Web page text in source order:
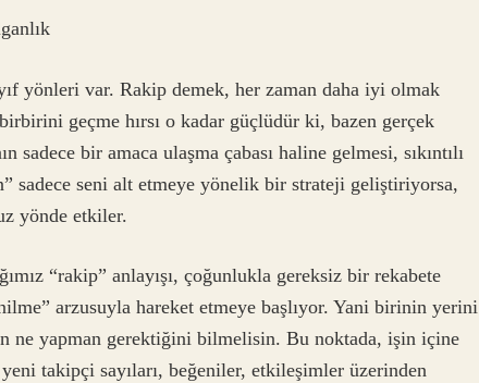
yönleri var. Rakip demek, her zaman daha iyi olmak
geçme hırsı o kadar güçlüdür ki, bazen gerçek
bir amaca ulaşma çabası haline gelmesi, sıkıntılı
sadece seni alt etmeye yönelik bir strateji geliştiriyorsa,
yönde etkiler.
“rakip” anlayışı, çoğunlukla gereksiz bir rekabete
arzusuyla hareket etmeye başlıyor. Yani birinin yerini
ne yapman gerektiğini bilmelisin. Bu noktada, işin içine
takipçi sayıları, beğeniler, etkileşimler üzerinden